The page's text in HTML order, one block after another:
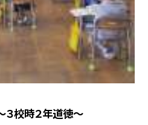
３校時２年道徳〜